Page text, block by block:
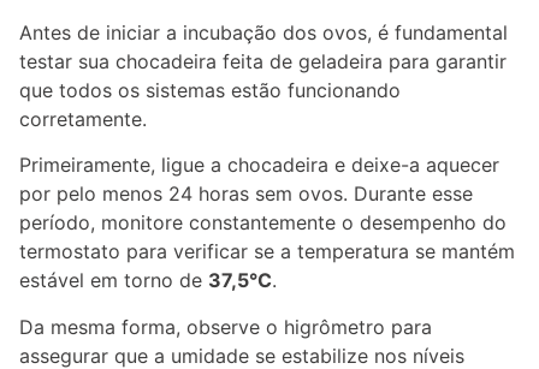
Antes de iniciar a incubação dos ovos, é fundamental
testar sua chocadeira feita de geladeira para garantir
que todos os sistemas estão funcionando
corretamente.
Primeiramente, ligue a chocadeira e deixe-a aquecer
por pelo menos 24 horas sem ovos. Durante esse
período, monitore constantemente o desempenho do
termostato para verificar se a temperatura se mantém
estável em torno de 37,5°C.
Da mesma forma, observe o higrômetro para
assegurar que a umidade se estabilize nos níveis